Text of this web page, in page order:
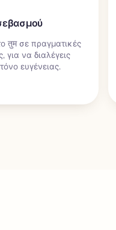
तुम σε πραγματικές
για να διαλέγεις
ευγένειας.